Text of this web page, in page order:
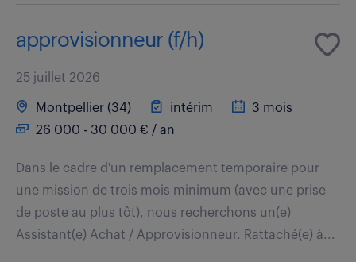
approvisionneur (f/h)
25 juillet 2026
Montpellier (34) intérim
3 mois
26 000 - 30 000 € / an
Dans le cadre d'un remplacement temporaire pour
une mission de trois mois minimum (avec une prise
de poste au plus tôt), nous recherchons un(e)
Assistant(e) Achat / Approvisionneur. Rattaché(e) à...